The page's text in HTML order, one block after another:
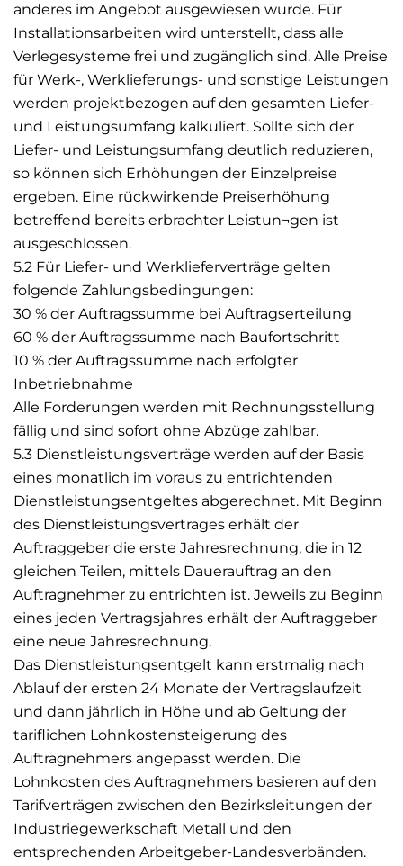
anderes im Angebot ausgewiesen wurde. Für
Installationsarbeiten wird unterstellt, dass alle
Verlegesysteme frei und zugänglich sind. Alle Preise
für Werk-, Werklieferungs- und sonstige Leistungen
werden projektbezogen auf den gesamten Liefer-
und Leistungsumfang kalkuliert. Sollte sich der
Liefer- und Leistungsumfang deutlich reduzieren,
so können sich Erhöhungen der Einzelpreise
ergeben. Eine rückwirkende Preiserhöhung
betreffend bereits erbrachter Leistun¬gen ist
ausgeschlossen.
5.2 Für Liefer- und Werklieferverträge gelten
folgende Zahlungsbedingungen:
30 % der Auftragssumme bei Auftragserteilung
60 % der Auftragssumme nach Baufortschritt
10 % der Auftragssumme nach erfolgter
Inbetriebnahme
Alle Forderungen werden mit Rechnungsstellung
fällig und sind sofort ohne Abzüge zahlbar.
5.3 Dienstleistungsverträge werden auf der Basis
eines monatlich im voraus zu entrichtenden
Dienstleistungsentgeltes abgerechnet. Mit Beginn
des Dienstleistungsvertrages erhält der
Auftraggeber die erste Jahresrechnung, die in 12
gleichen Teilen, mittels Dauerauftrag an den
Auftragnehmer zu entrichten ist. Jeweils zu Beginn
eines jeden Vertragsjahres erhält der Auftraggeber
eine neue Jahresrechnung.
Das Dienstleistungsentgelt kann erstmalig nach
Ablauf der ersten 24 Monate der Vertragslaufzeit
und dann jährlich in Höhe und ab Geltung der
tariflichen Lohnkostensteigerung des
Auftragnehmers angepasst werden. Die
Lohnkosten des Auftragnehmers basieren auf den
Tarifverträgen zwischen den Bezirksleitungen der
Industriegewerkschaft Metall und den
entsprechenden Arbeitgeber-Landesverbänden.